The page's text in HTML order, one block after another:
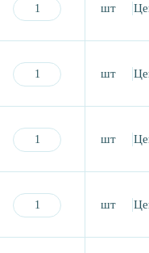
шт
шт
шт
шт